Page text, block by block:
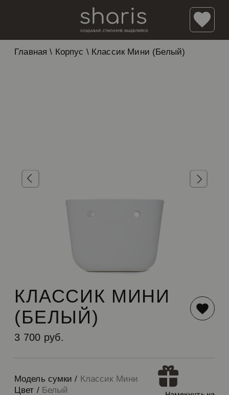
Главная \ Корпус \ Классик Мини (Белый)
КЛАССИК МИНИ
(БЕЛЫЙ)
3 700 руб.
Модель сумки / Классик Мини
Цвет / Белый